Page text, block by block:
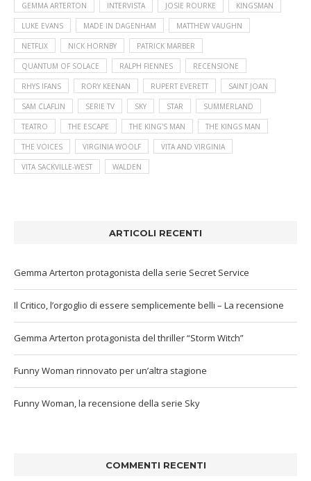
GEMMA ARTERTON INTERVISTA JOSIE ROURKE KINGSMAN
LUKE EVANS MADE IN DAGENHAM MATTHEW VAUGHN
NETFLIX NICK HORNBY PATRICK MARBER
QUANTUM OF SOLACE RALPH FIENNES RECENSIONE
RHYS IFANS RORY KEENAN RUPERT EVERETT SAINT JOAN
SAM CLAFLIN SERIE TV SKY STAR SUMMERLAND
TEATRO THE ESCAPE THE KING'S MAN THE KINGS MAN
THE VOICES VIRGINIA WOOLF VITA AND VIRGINIA
VITA SACKVILLE-WEST WALDEN
ARTICOLI RECENTI
Gemma Arterton protagonista della serie Secret Service
Il Critico, l’orgoglio di essere semplicemente belli – La recensione
Gemma Arterton protagonista del thriller “Storm Witch”
Funny Woman rinnovato per un’altra stagione
Funny Woman, la recensione della serie Sky
COMMENTI RECENTI